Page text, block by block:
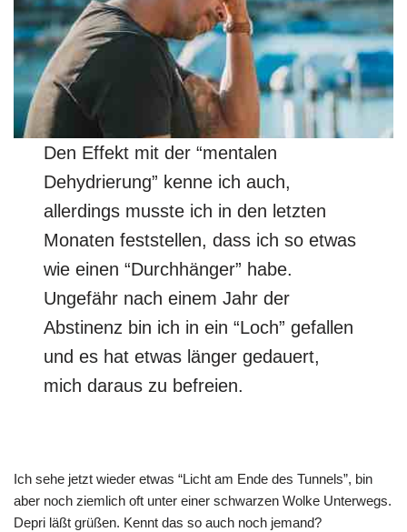
Den Effekt mit der “mentalen
Dehydrierung” kenne ich auch,
allerdings musste ich in den letzten
Monaten feststellen, dass ich so etwas
wie einen “Durchhänger” habe.
Ungefähr nach einem Jahr der
Abstinenz bin ich in ein “Loch” gefallen
und es hat etwas länger gedauert,
mich daraus zu befreien.
Ich sehe jetzt wieder etwas “Licht am Ende des Tunnels”, bin
aber noch ziemlich oft unter einer schwarzen Wolke Unterwegs.
Depri läßt grüßen. Kennt das so auch noch jemand?